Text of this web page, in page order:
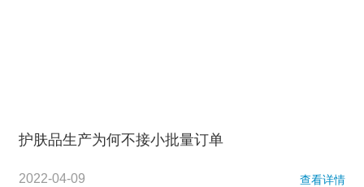
护肤品生产为何不接小批量订单
2022-04-09 查看详情